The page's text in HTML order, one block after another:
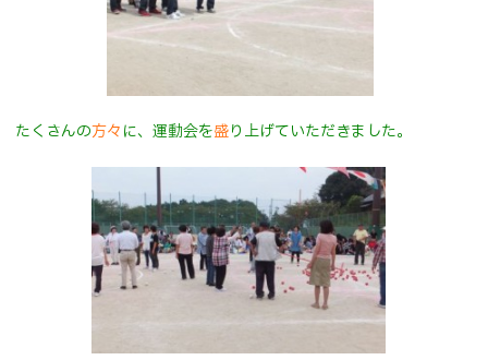
たくさんの方々に、運動会を盛り上げていただきました。